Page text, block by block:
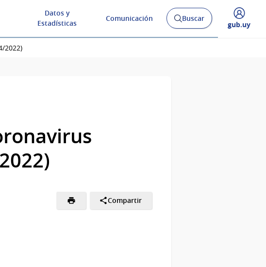
Datos y
Estadísticas
Comunicación
AbrirBuscar
Desplegar
gub.uy
2022)
Compartir